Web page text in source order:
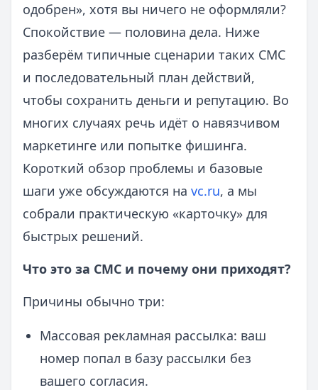
одобрен», хотя вы ничего не оформляли?
Спокойствие — половина дела. Ниже
разберём типичные сценарии таких СМС
и последовательный план действий,
чтобы сохранить деньги и репутацию. Во
многих случаях речь идёт о навязчивом
маркетинге или попытке фишинга.
Короткий обзор проблемы и базовые
шаги уже обсуждаются на vc.ru, а мы
собрали практическую «карточку» для
быстрых решений.
Что это за СМС и почему они приходят?
Причины обычно три:
Массовая рекламная рассылка: ваш
номер попал в базу рассылки без
вашего согласия.